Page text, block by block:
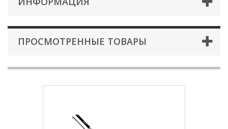
ПРОСМОТРЕННЫЕ ТОВАРЫ